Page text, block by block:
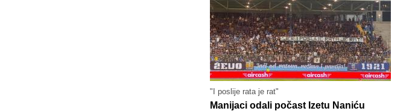
"I poslije rata je rat"
Manijaci odali počast Izetu Naniću